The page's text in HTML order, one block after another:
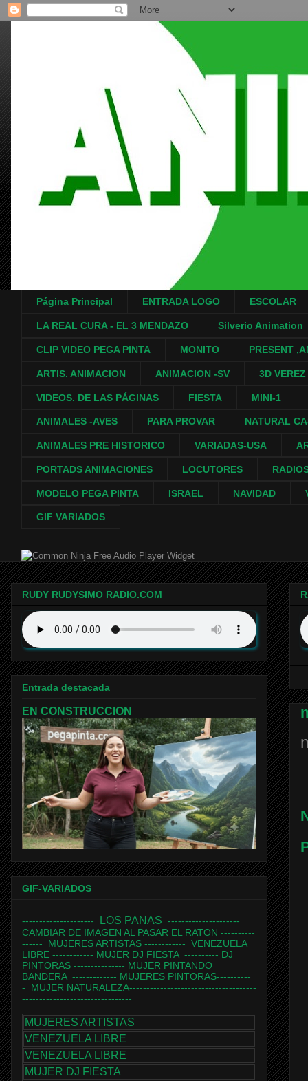
Página Principal ENTRADA LOGO ESCOLAR
LA REAL CURA - EL 3 MENDAZO Silverio Animation
CLIP VIDEO PEGA PINTA MONITO PRESENT
ARTIS. ANIMACION ANIMACION -SV 3D VEREZ
VIDEOS. DE LAS PÁGINAS FIESTA MINI-1
ANIMALES -AVES PARA PROVAR NATURAL
ANIMALES PRE HISTORICO VARIADAS-USA
PORTADS ANIMACIONES LOCUTORES
MODELO PEGA PINTA ISRAEL NAVIDAD
GIF VARIADOS
Free Audio Player Widget
RUDY RUDYSIMO RADIO.COM
Entrada destacada
EN CONSTRUCCION
GIF-VARIADOS
--------------------- LOS PANAS ---------------------
CAMBIAR DE IMAGEN AL PASAR EL RATON ----------
------ MUJERES ARTISTAS ------------ VENEZUELA
LIBRE ------------ MUJER DJ FIESTA---------- DJ
PINTORAS --------------- MUJER PINTANDO
BANDERA------------- MUJERES PINTORAS----------
- MUJER NATURALEZA-------------------------------------
--------------------------------
MUJERES ARTISTAS
VENEZUELA LIBRE
VENEZUELA LIBRE
MUJER DJ FIESTA